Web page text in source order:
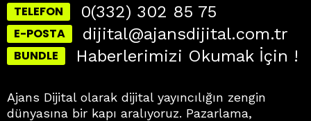
TELEFON 0(332) 302 85 75
E-POSTA dijital@ajansdijital.com.tr
BUNDLE Haberlerimizi Okumak İçin !
Ajans Dijital olarak dijital yayıncılığın zengin
dünyasına bir kapı aralıyoruz. Pazarlama,